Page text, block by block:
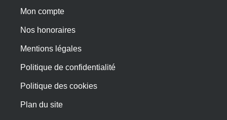
Mon compte
Nos honoraires
Mentions légales
Politique de confidentialité
Politique des cookies
Plan du site